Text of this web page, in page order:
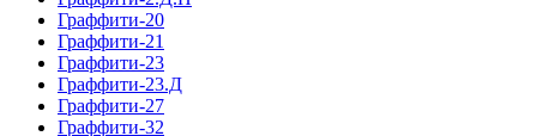
Граффити-20
Граффити-21
Граффити-23
Граффити-23.Д
Граффити-27
Граффити-32